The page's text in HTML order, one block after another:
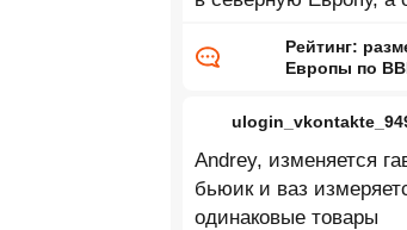
Рейтинг:
Европы по
Andrey, изменяется
бьюик и ваз
одинаковые товары